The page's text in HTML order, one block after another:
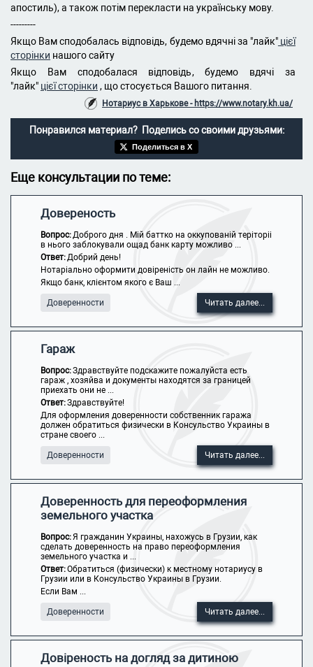
апостиль), а також потім перекласти на українську мову.
---------
Якщо Вам сподобалась відповідь, будемо вдячні за "лайк"цієї
сторінки нашого сайту
Якщо Вам сподобалася відповідь, будемо вдячі за
"лайк" цієї сторінки , що стосується Вашого питання.
Нотариус в Харькове - https://www.notary.kh.ua/
Понравился материал? Поделись со своими друзьями:
Поделиться в X
Еще консультации по теме:
Довереность
Вопрос:Доброго дня . Мій баттко на оккупованій теріторіі
в нього заблокували ощад банк карту можливо ...
Ответ:Добрий день!
Нотаріально оформити довіреність он лайн не можливо.
Якщо банк, клієнтом якого є Ваш ...
Доверенности Читать далее...
Гараж
Вопрос:Здравствуйте подскажите пожалуйста есть
гараж , хозяйва и документы находятся за границей
приехать они не ...
Ответ:Здравствуйте!
Для оформления доверенности собственник гаража
должен обратиться физически в Консульство Украины в
стране своего ...
Доверенности Читать далее...
Доверенность для переоформления
земельного участка
Вопрос:Я гражданин Украины, нахожусь в Грузии, как
сделать доверенность на право переоформления
земельного участка и ...
Ответ:Обратиться (физически) к местному нотариусу в
Грузии или в Консульство Украины в Грузии.
Если Вам ...
Доверенности Читать далее...
Довіреность на догляд за дитиною